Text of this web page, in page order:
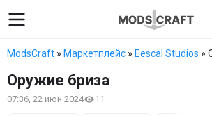
ModsCraft » Маркетплейс » Eescal Studios »
Оружие бриза
07:36, 22 июн 2024 11